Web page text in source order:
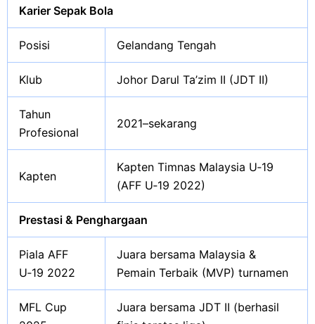
Karier Sepak Bola
Posisi Gelandang Tengah
Klub Johor Darul Ta’zim II (JDT II)
Tahun
Profesional
2021–sekarang
Kapten
Kapten Timnas Malaysia U‑19
(AFF U‑19 2022)
Prestasi & Penghargaan
Piala AFF
U‑19 2022
Juara bersama Malaysia &
Pemain Terbaik (MVP) turnamen
MFL Cup
Juara bersama JDT II (berhasil